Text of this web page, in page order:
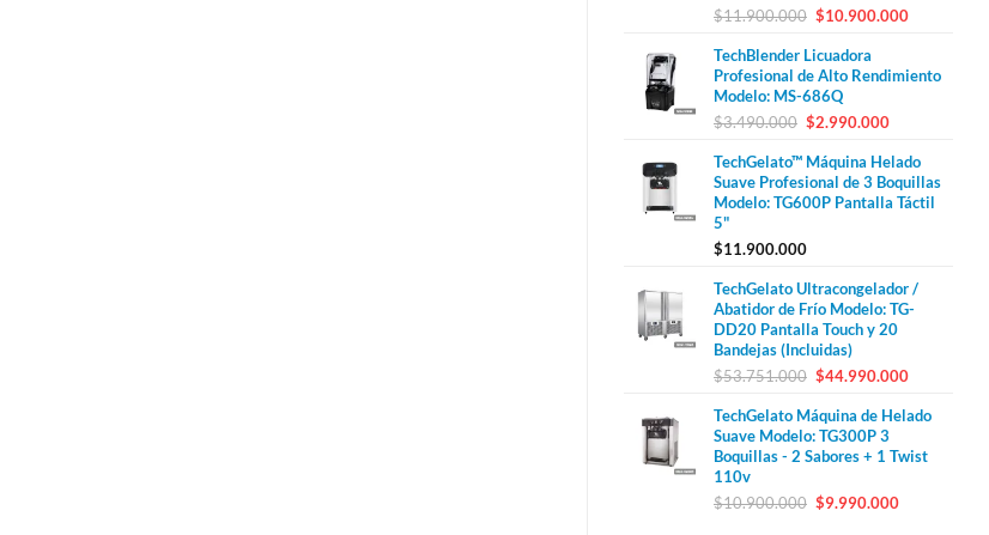
$11.900.000 El
original
era:
$11.900.000.
$10.900.000El
es:
TechBlender Licuadora
Profesional de Alto Rendimiento
Modelo: MS-686Q
$3.490.000 El
original
era:
$3.490.000.
$2.990.000El
actual
es:
$2.990.000.
TechGelato™ Máquina Helado
Suave Profesional de 3 Boquillas
Modelo: TG600P Pantalla Táctil
5"
$11.900.000
TechGelato Ultracongelador /
Abatidor de Frío Modelo: TG-
DD20 Pantalla Touch y 20
Bandejas (Incluidas)
$53.751.000 El
original
era:
$53.751.000.
$44.990.000El
actual
TechGelato Máquina de Helado
Suave Modelo: TG300P 3
Boquillas - 2 Sabores + 1 Twist
110v
$10.900.000 El
$9.990.000El